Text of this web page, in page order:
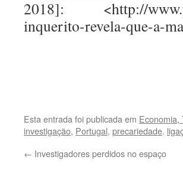
2018]: <http://
inquerito-revela-que-a-
Esta entrada foi publicada em Economia,
investigação, Portugal, precariedade.
← Investigadores perdidos no espaço